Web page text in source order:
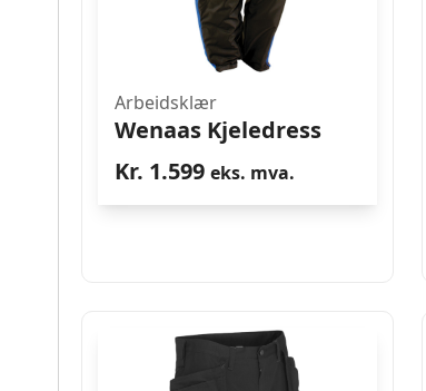
Arbeidsklær
Wenaas Kjeledress
Kr. 1.599 eks. mva.